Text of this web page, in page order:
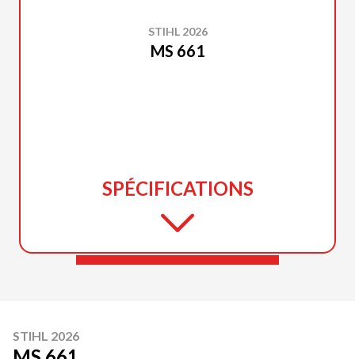
STIHL 2026
MS 661
SPÉCIFICATIONS
STIHL 2026